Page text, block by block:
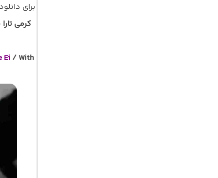
برای
کرمی تارا
Ei / With